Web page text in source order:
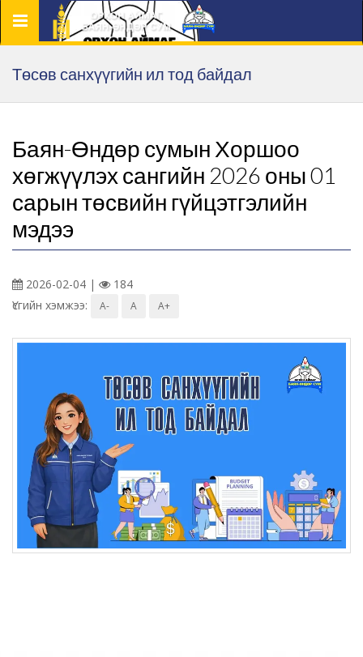
Цэс
Төсөв санхүүгийн ил тод байдал
Баян-Өндөр сумын Хоршоо
хөгжүүлэх сангийн 2026 оны 01
сарын төсвийн гүйцэтгэлийн
мэдээ
2026-02-04 |
184
Үсгийн хэмжээ:
A- A A+